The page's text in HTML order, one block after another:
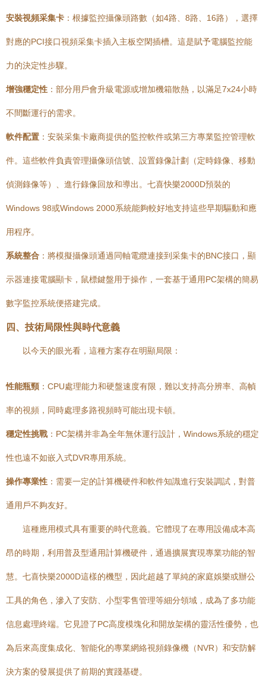
安裝視頻采集卡 ：根據監控攝像頭路數（如4路、8路、16路），選擇
對應的PCI接口視頻采集卡插入主板空閑插槽。這是賦予電腦監控能
力的決定性步驟。
增強穩定性 ：部分用戶會升級電源或增加機箱散熱，以滿足7x24小時
不間斷運行的需求。
軟件配置 ：安裝采集卡廠商提供的監控軟件或第三方專業監控管理軟
件。這些軟件負責管理攝像頭信號、設置錄像計劃（定時錄像、移動
偵測錄像等）、進行錄像回放和導出。七喜快樂2000D預裝的
Windows 98或Windows 2000系統能夠較好地支持這些早期驅動和應
用程序。
系統整合 ：將模擬攝像頭通過同軸電纜連接到采集卡的BNC接口，顯
示器連接電腦顯卡，鼠標鍵盤用于操作，一套基于通用PC架構的簡易
數字監控系統便搭建完成。
四、技術局限性與時代意義
以今天的眼光看，這種方案存在明顯局限：
性能瓶頸 ：CPU處理能力和硬盤速度有限，難以支持高分辨率、高幀
率的視頻，同時處理多路視頻時可能出現卡頓。
穩定性挑戰 ：PC架構并非為全年無休運行設計，Windows系統的穩定
性也遠不如嵌入式DVR專用系統。
操作專業性 ：需要一定的計算機硬件和軟件知識進行安裝調試，對普
通用戶不夠友好。
這種應用模式具有重要的時代意義。它體現了在專用設備成本高
昂的時期，利用普及型通用計算機硬件，通過擴展實現專業功能的智
慧。七喜快樂2000D這樣的機型，因此超越了單純的家庭娛樂或辦公
工具的角色，滲入了安防、小型零售管理等細分領域，成為了多功能
信息處理終端。它見證了PC高度模塊化和開放架構的靈活性優勢，也
為后來高度集成化、智能化的專業網絡視頻錄像機（NVR）和安防解
決方案的發展提供了前期的實踐基礎。